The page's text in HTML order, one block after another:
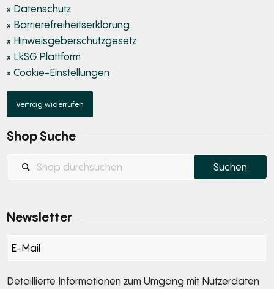
» Datenschutz
» Barrierefreiheitserklärung
» Hinweisgeberschutzgesetz
» LkSG Plattform
» Cookie-Einstellungen
Vertrag widerrufen
Shop Suche
Newsletter
Section
Detaillierte Informationen zum Umgang mit Nutzerdaten